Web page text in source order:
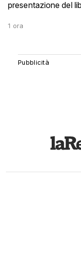
presentazione del
1 ora